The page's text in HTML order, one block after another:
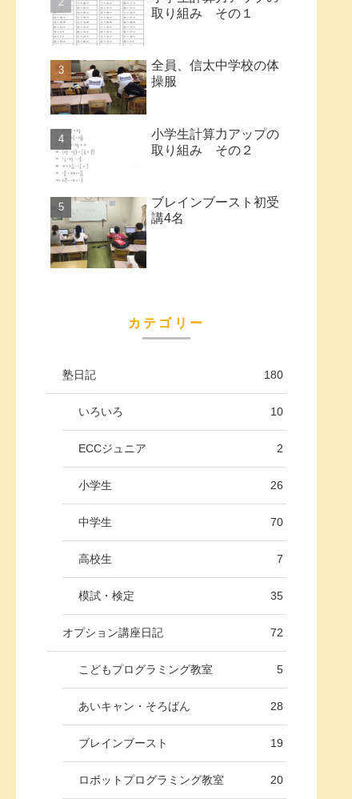
取り組み その１
全員、信太中学校の体
操服
小学生計算力アップの
取り組み その２
ブレインブースト初受
講4名
カテゴリー
塾日記 180
いろいろ 10
ECCジュニア 2
小学生 26
中学生 70
高校生 7
模試・検定 35
オプション講座日記 72
こどもプログラミング教室 5
あいキャン・そろばん 28
ブレインブースト 19
ロボットプログラミング教室 20